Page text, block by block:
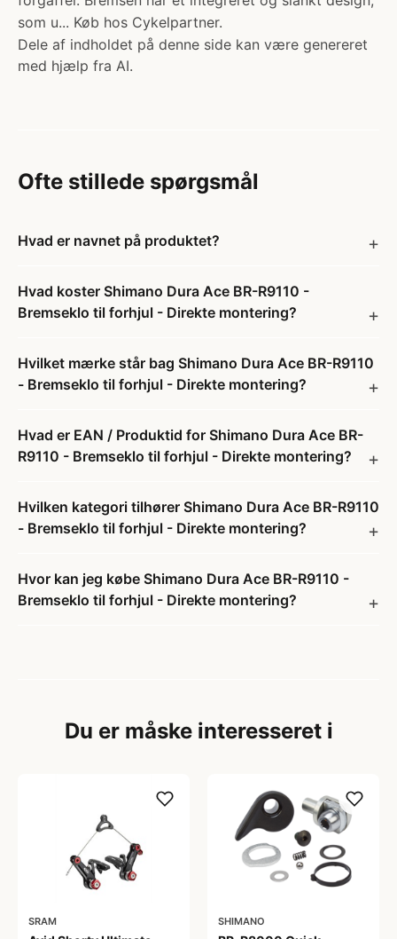
som u... Køb hos Cykelpartner.
Dele af indholdet på denne side kan være genereret
med hjælp fra AI.
Ofte stillede spørgsmål
Hvad er navnet på produktet?
Hvad koster Shimano Dura Ace BR-R9110 -
Bremseklo til forhjul - Direkte montering?
Hvilket mærke står bag Shimano Dura Ace BR-R9110
- Bremseklo til forhjul - Direkte montering?
Hvad er EAN / Produktid for Shimano Dura Ace BR-
R9110 - Bremseklo til forhjul - Direkte montering?
Hvilken kategori tilhører Shimano Dura Ace BR-R9110
- Bremseklo til forhjul - Direkte montering?
Hvor kan jeg købe Shimano Dura Ace BR-R9110 -
Bremseklo til forhjul - Direkte montering?
Du er måske interesseret i
SRAM SHIMANO